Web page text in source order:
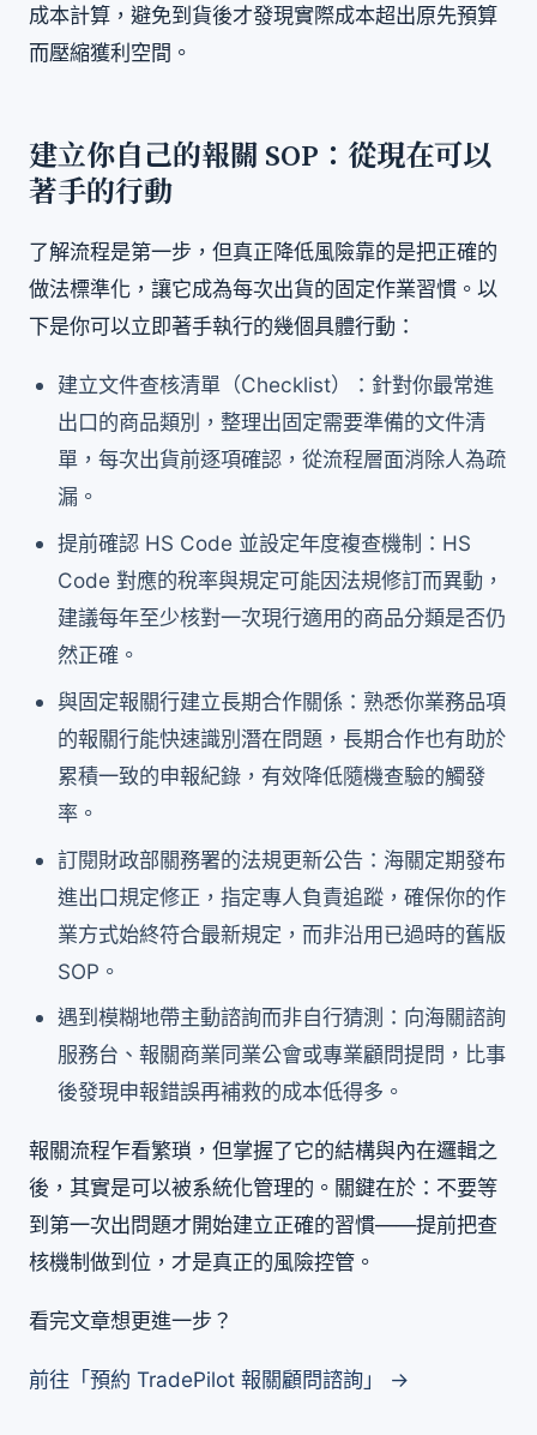
成本計算，避免到貨後才發現實際成本超出原先預算
而壓縮獲利空間。
建立你自己的報關 SOP：從現在可以
著手的行動
了解流程是第一步，但真正降低風險靠的是把正確的
做法標準化，讓它成為每次出貨的固定作業習慣。以
下是你可以立即著手執行的幾個具體行動：
建立文件查核清單（Checklist）：針對你最常進
出口的商品類別，整理出固定需要準備的文件清
單，每次出貨前逐項確認，從流程層面消除人為疏
漏。
提前確認 HS Code 並設定年度複查機制：HS
Code 對應的稅率與規定可能因法規修訂而異動，
建議每年至少核對一次現行適用的商品分類是否仍
然正確。
與固定報關行建立長期合作關係：熟悉你業務品項
的報關行能快速識別潛在問題，長期合作也有助於
累積一致的申報紀錄，有效降低隨機查驗的觸發
率。
訂閱財政部關務署的法規更新公告：海關定期發布
進出口規定修正，指定專人負責追蹤，確保你的作
業方式始終符合最新規定，而非沿用已過時的舊版
SOP。
遇到模糊地帶主動諮詢而非自行猜測：向海關諮詢
服務台、報關商業同業公會或專業顧問提問，比事
後發現申報錯誤再補救的成本低得多。
報關流程乍看繁瑣，但掌握了它的結構與內在邏輯之
後，其實是可以被系統化管理的。關鍵在於：不要等
到第一次出問題才開始建立正確的習慣——提前把查
核機制做到位，才是真正的風險控管。
看完文章想更進一步？
前往「預約 TradePilot 報關顧問諮詢」 →